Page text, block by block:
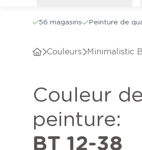
56 magasins Peinture de
Couleurs Minimalistic
Couleur de
peinture:
BT 12-38